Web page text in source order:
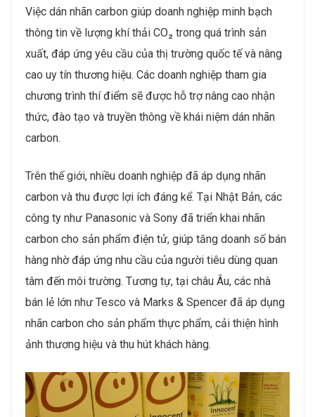
Việc dán nhãn carbon giúp doanh nghiệp minh bạch
thông tin về lượng khí thải CO₂ trong quá trình sản
xuất, đáp ứng yêu cầu của thị trường quốc tế và nâng
cao uy tín thương hiệu. Các doanh nghiệp tham gia
chương trình thí điểm sẽ được hỗ trợ nâng cao nhận
thức, đào tạo và truyền thông về khái niệm dán nhãn
carbon.
Trên thế giới, nhiều doanh nghiệp đã áp dụng nhãn
carbon và thu được lợi ích đáng kể. Tại Nhật Bản, các
công ty như Panasonic và Sony đã triển khai nhãn
carbon cho sản phẩm điện tử, giúp tăng doanh số bán
hàng nhờ đáp ứng nhu cầu của người tiêu dùng quan
tâm đến môi trường. Tương tự, tại châu Âu, các nhà
bán lẻ lớn như Tesco và Marks & Spencer đã áp dụng
nhãn carbon cho sản phẩm thực phẩm, cải thiện hình
ảnh thương hiệu và thu hút khách hàng.